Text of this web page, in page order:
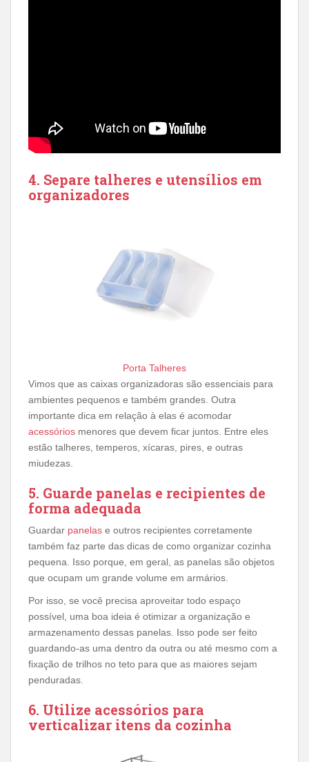
4. Separe talheres e utensílios em
organizadores
Porta Talheres
Vimos que as caixas organizadoras são essenciais para
ambientes pequenos e também grandes. Outra
importante dica em relação à elas é acomodar
acessórios menores que devem ficar juntos. Entre eles
estão talheres, temperos, xícaras, pires, e outras
miudezas.
5. Guarde panelas e recipientes de
forma adequada
Guardar panelas e outros recipientes corretamente
também faz parte das dicas de como organizar cozinha
pequena. Isso porque, em geral, as panelas são objetos
que ocupam um grande volume em armários.
Por isso, se você precisa aproveitar todo espaço
possível, uma boa ideia é otimizar a organização e
armazenamento dessas panelas. Isso pode ser feito
guardando-as uma dentro da outra ou até mesmo com a
fixação de trilhos no teto para que as maiores sejam
penduradas.
6. Utilize acessórios para
verticalizar itens da cozinha